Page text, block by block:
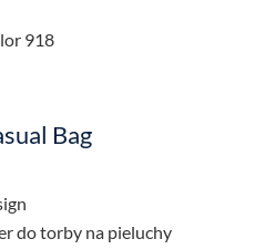
918
Bag
do torby na pieluchy